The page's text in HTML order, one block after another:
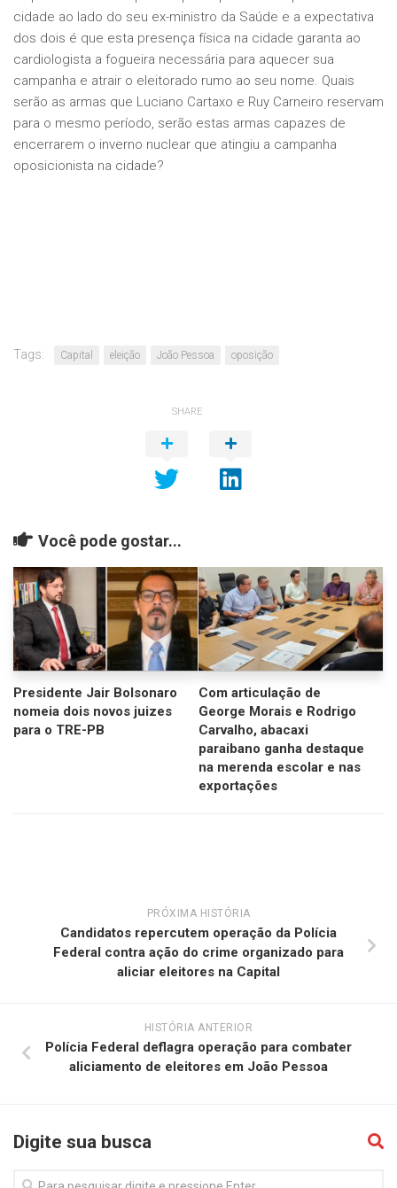
cidade ao lado do seu ex-ministro da Saúde e a expectativa
dos dois é que esta presença física na cidade garanta ao
cardiologista a fogueira necessária para aquecer sua
campanha e atrair o eleitorado rumo ao seu nome. Quais
serão as armas que Luciano Cartaxo e Ruy Carneiro reservam
para o mesmo período, serão estas armas capazes de
encerrarem o inverno nuclear que atingiu a campanha
oposicionista na cidade?
Tags: Capital eleição João Pessoa oposição
SHARE
Você pode gostar...
Presidente Jair Bolsonaro
nomeia dois novos juizes
para o TRE-PB
Com articulação de
George Morais e Rodrigo
Carvalho, abacaxi
paraibano ganha destaque
na merenda escolar e nas
exportações
PRÓXIMA HISTÓRIA
Candidatos repercutem operação da Polícia
Federal contra ação do crime organizado para
aliciar eleitores na Capital
HISTÓRIA ANTERIOR
Polícia Federal deflagra operação para combater
aliciamento de eleitores em João Pessoa
Digite sua busca